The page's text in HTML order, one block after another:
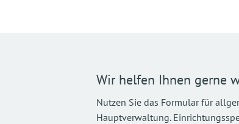
Wir helfen Ihnen gerne
Nutzen Sie das Formular für
Hauptverwaltung.